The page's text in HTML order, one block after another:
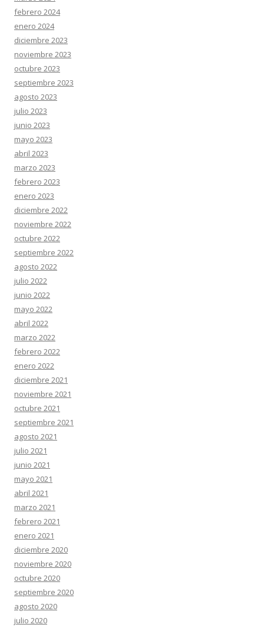
febrero 2024
enero 2024
diciembre 2023
noviembre 2023
octubre 2023
septiembre 2023
agosto 2023
julio 2023
junio 2023
mayo 2023
abril 2023
marzo 2023
febrero 2023
enero 2023
diciembre 2022
noviembre 2022
octubre 2022
septiembre 2022
agosto 2022
julio 2022
junio 2022
mayo 2022
abril 2022
marzo 2022
febrero 2022
enero 2022
diciembre 2021
noviembre 2021
octubre 2021
septiembre 2021
agosto 2021
julio 2021
junio 2021
mayo 2021
abril 2021
marzo 2021
febrero 2021
enero 2021
diciembre 2020
noviembre 2020
octubre 2020
septiembre 2020
agosto 2020
julio 2020